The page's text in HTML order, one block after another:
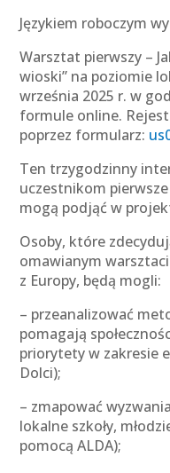
Językiem roboczym
Warsztat pierwszy –
wioski” na poziomie
września 2025 r. w
formule online.
poprzez formularz:
Ten trzygodzinny
uczestnikom
mogą podjąć w
Osoby, które
omawianym
z Europy, będą mogli:
– przeanalizować
pomagają
priorytety w zakresie
Dolci);
– zmapować
lokalne szkoły,
pomocą ALDA);